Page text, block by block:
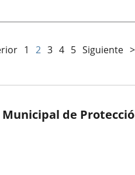
1 2 3 4 5 Siguiente
de